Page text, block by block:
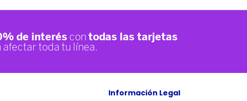
Información Legal